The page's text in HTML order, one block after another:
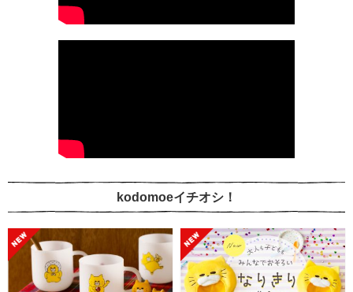
kodomoeイチオシ！